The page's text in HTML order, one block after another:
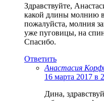
Здравствуйте,
какой длины молнию
пожалуйста, молния
уже пуговицы, на
Спасибо.
Ответить
Анастасия
16 марта 2017 в
Дина,